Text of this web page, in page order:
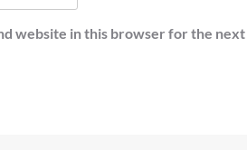
website in this browser for the